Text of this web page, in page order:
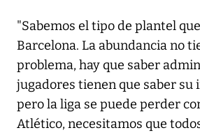
"Sabemos el tipo de plantel
Barcelona. La abundancia no
problema, hay que saber
jugadores tienen que saber su
pero la liga se puede perder
Atlético, necesitamos que